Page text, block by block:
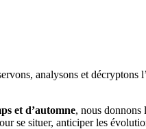
analysons et décryp­tons l’
et d’automne, nous donnons
se situer, anticiper les